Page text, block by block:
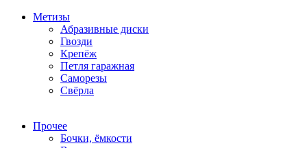
Метизы
Абразивные диски
Гвозди
Крепёж
Петля гаражная
Саморезы
Свёрла
Прочее
Бочки, ёмкости